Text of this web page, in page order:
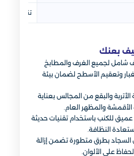
تنفيذ
بعنك
شامل لجميع الغرف والمطابخ
وتعقيم الأسطح لضمان بيئة
الأتربة والبقع من المجالس بعناية
والمظهر العام.
للكنب باستخدام تقنيات حديثة
النظافة.
بطرق متطورة تضمن إزالة
على الألوان.